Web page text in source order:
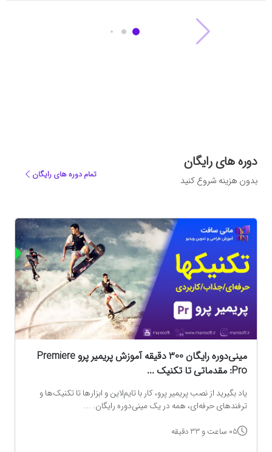
دوره های رایگان
بدون هزینه شروع کنید تمام دوره های رایگان
مینی‌دوره رایگان 300 دقیقه آموزش پریمیر پرو Premiere
Pro: مقدماتی تا تکنیک‌ ...
یاد بگیرید از نصب پریمیر پرو، کار با تایم‌لاین و ابزارها تا تکنیک‌ها و
ترفندهای حرفه‌ای، همه در یک مینی‌دوره رایگان. ...
05 ساعت و 33 دقیقه